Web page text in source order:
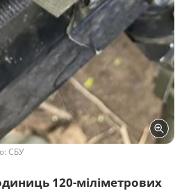
СБУ
120-міліметрових